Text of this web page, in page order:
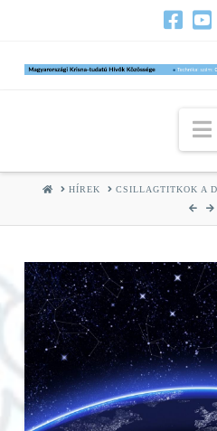
HOMEHÍREK CSILLAGTITKOK A